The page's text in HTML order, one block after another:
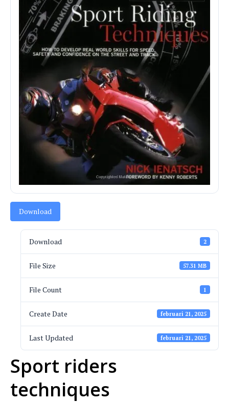
Download
Download 2
File Size 57.31 MB
File Count 1
Create Date februari 21, 2025
Last Updated februari 21, 2025
Sport riders
techniques